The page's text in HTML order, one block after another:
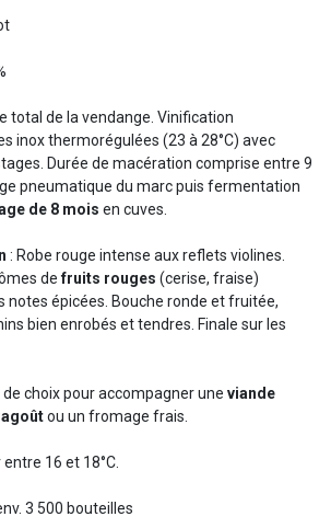
total de la vendange. Vinification
inox thermorégulées (23 à 28°C) avec
Durée de macération comprise entre 9
pneumatique du marc puis fermentation
de 8 mois en cuves.
: Robe rouge intense aux reflets violines.
defruits rouges (cerise, fraise)
notes épicées. Bouche ronde et fruitée,
bien enrobés et tendres. Finale sur les
de choix pour accompagner une viande
ou un fromage frais.
entre 16 et 18°C.
3 500 bouteilles